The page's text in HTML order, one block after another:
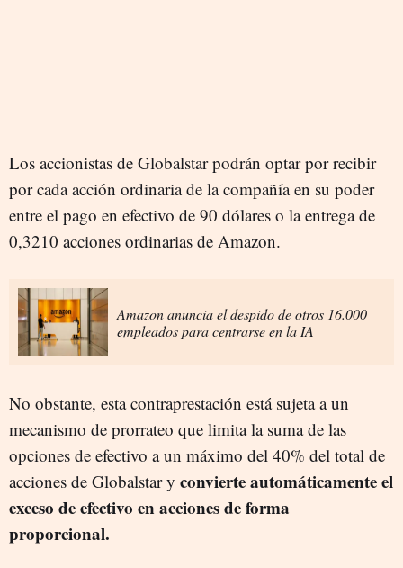
Los accionistas de Globalstar podrán optar por recibir
por cada acción ordinaria de la compañía en su poder
entre el pago en efectivo de 90 dólares o la entrega de
0,3210 acciones ordinarias de Amazon.
Amazon anuncia el despido de otros 16.000
empleados para centrarse en la IA
No obstante, esta contraprestación está sujeta a un
mecanismo de prorrateo que limita la suma de las
opciones de efectivo a un máximo del 40% del total de
acciones de Globalstar y convierte automáticamente el
exceso de efectivo en acciones de forma
proporcional.